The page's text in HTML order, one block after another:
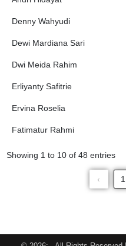
Denny Wahyudi
Dewi Mardiana Sari
Dwi Meida Rahim
Erliyanty Safitrie
Ervina Roselia
Fatimatur Rahmi
Showing 1 to 10 of 48 entries
‹ 1